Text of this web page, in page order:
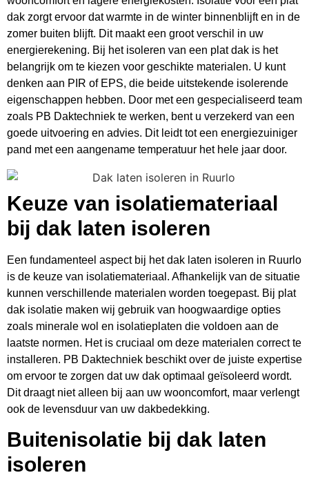
dak zorgt ervoor dat warmte in de winter binnenblijft en in de
zomer buiten blijft. Dit maakt een groot verschil in uw
energierekening. Bij het isoleren van een plat dak is het
belangrijk om te kiezen voor geschikte materialen. U kunt
denken aan PIR of EPS, die beide uitstekende isolerende
eigenschappen hebben. Door met een gespecialiseerd team
zoals PB Daktechniek te werken, bent u verzekerd van een
goede uitvoering en advies. Dit leidt tot een energiezuiniger
pand met een aangename temperatuur het hele jaar door.
Keuze van isolatiemateriaal
bij dak laten isoleren
Een fundamenteel aspect bij het dak laten isoleren in Ruurlo
is de keuze van isolatiemateriaal. Afhankelijk van de situatie
kunnen verschillende materialen worden toegepast. Bij plat
dak isolatie maken wij gebruik van hoogwaardige opties
zoals minerale wol en isolatieplaten die voldoen aan de
laatste normen. Het is cruciaal om deze materialen correct te
installeren. PB Daktechniek beschikt over de juiste expertise
om ervoor te zorgen dat uw dak optimaal geïsoleerd wordt.
Dit draagt niet alleen bij aan uw wooncomfort, maar verlengt
ook de levensduur van uw dakbedekking.
Buitenisolatie bij dak laten
isoleren